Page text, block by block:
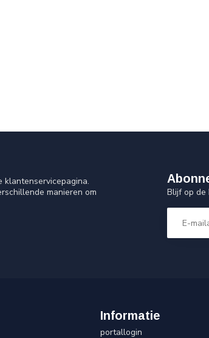
klantenservicepagina.
manieren om
Blijf op de
Informatie
portallogin